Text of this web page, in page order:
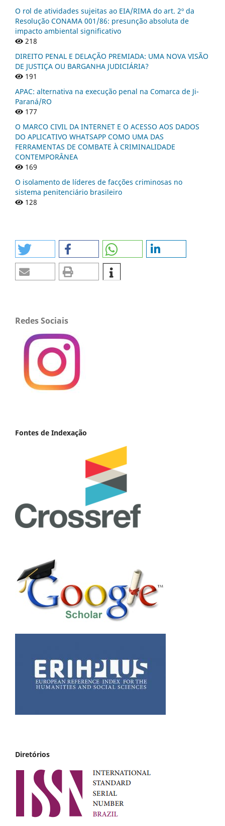
O rol de atividades sujeitas ao EIA/RIMA do art. 2º da
Resolução CONAMA 001/86: presunção absoluta de
impacto ambiental significativo
218
DIREITO PENAL E DELAÇÃO PREMIADA: UMA NOVA VISÃO
DE JUSTIÇA OU BARGANHA JUDICIÁRIA?
191
APAC: alternativa na execução penal na Comarca de Ji-
Paraná/RO
177
O MARCO CIVIL DA INTERNET E O ACESSO AOS DADOS
DO APLICATIVO WHATSAPP COMO UMA DAS
FERRAMENTAS DE COMBATE À CRIMINALIDADE
CONTEMPORÂNEA
169
O isolamento de líderes de facções criminosas no
sistema penitenciário brasileiro
128
Redes Sociais
Fontes de Indexação
Diretórios